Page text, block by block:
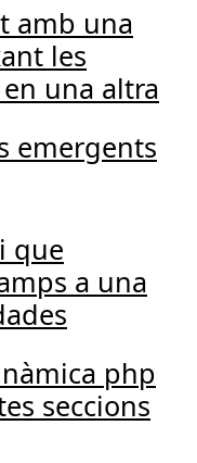
amb una
les
una altra
emergents
que
a una
php
seccions